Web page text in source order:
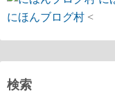
にほんブログ村 <
検索